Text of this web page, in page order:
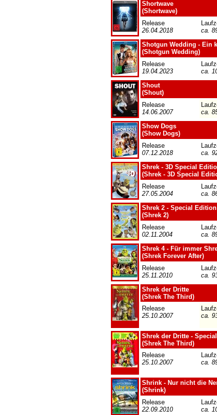
Shortwave
(Shortwave)
Release
26.04.2018
ca.
Shotgun Wedding - Ein
(Shotgun Wedding)
Release
19.04.2023
ca.
Shout
(Shout)
Release
14.06.2007
ca.
Show Dogs
(Show Dogs)
Release
07.12.2018
ca.
Shrek - 3D Special
(Shrek - 3D Special
Release
27.05.2004
ca.
Shrek 2 - Special Edition
(Shrek 2)
Release
02.11.2004
ca.
Shrek 4 - Für immer
(Shrek Forever After)
Release
25.11.2010
ca.
Shrek der Dritte
(Shrek The Third)
Release
25.10.2007
ca.
Shrek der Dritte -
(Shrek The Third)
Release
25.10.2007
ca.
Shrink - Nur nicht die
(Shrink)
Release
22.09.2010
ca.